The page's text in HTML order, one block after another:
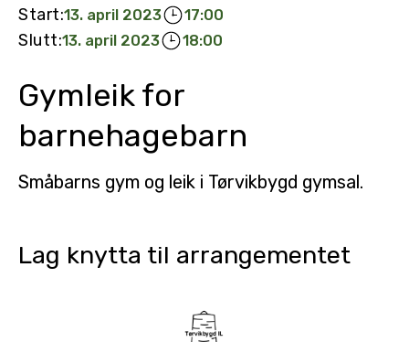
Start:13. april 2023 17:00
Slutt:13. april 2023 18:00
Gymleik for
barnehagebarn
Småbarns gym og leik i Tørvikbygd gymsal.
Lag knytta til arrangementet